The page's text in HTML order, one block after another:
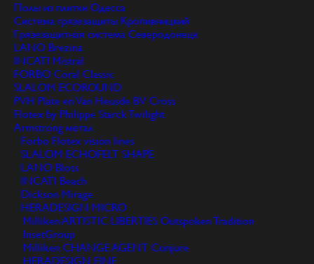
Полы из плитки Одесса
Система грязезащиты Кропивницкий
Грязезащитная система Северодонецк
LANO Brezina
INCATI Mistral
FORBO Coral Classic
SLALOM ECOROUND
PVH Plate en Van Heusde BV Cross
Flotex by Philippe Starck Twilight
Armstrong метал
Forbo Flotex vision lines
SLALOM ECHOFELT SHAPE
LANO Bloss
INCATI Beach
Dickson Mirage
HERADESIGN MICRO
Milliken ARTISTIC LIBERTIES Outspoken Tradition
InsetGroup
Milliken CHANGE AGENT Conjure
HERADESIGN FINE